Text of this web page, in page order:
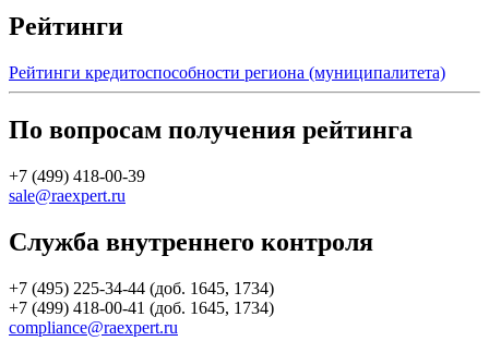
Рейтинги
Рейтинги кредитоспособности региона (муниципалитета)
По вопросам получения рейтинга
+7 (499) 418-00-39
sale@raexpert.ru
Служба внутреннего контроля
+7 (495) 225-34-44 (доб. 1645, 1734)
+7 (499) 418-00-41 (доб. 1645, 1734)
compliance@raexpert.ru